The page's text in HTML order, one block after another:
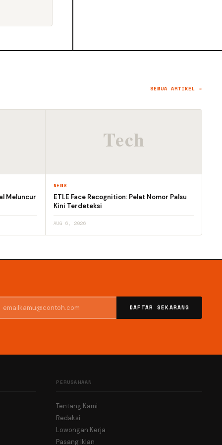
SEMUA ARTIKEL →
Meluncur
NEWS
ETLE Face Recognition: Pelat Nomor Palsu
Kini Terdeteksi
AUG 6, 2026
DAFTAR SEKARANG
PERUSAHAAN
Tentang Kami
Redaksi
Lowongan Kerja
Pasang Iklan